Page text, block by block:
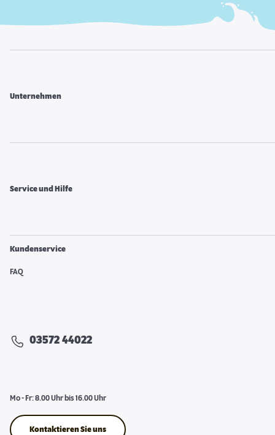
Unternehmen
Service und Hilfe
Kundenservice
FAQ
03572 44022
Mo - Fr: 8.00 Uhr bis 16.00 Uhr
Kontaktieren Sie uns